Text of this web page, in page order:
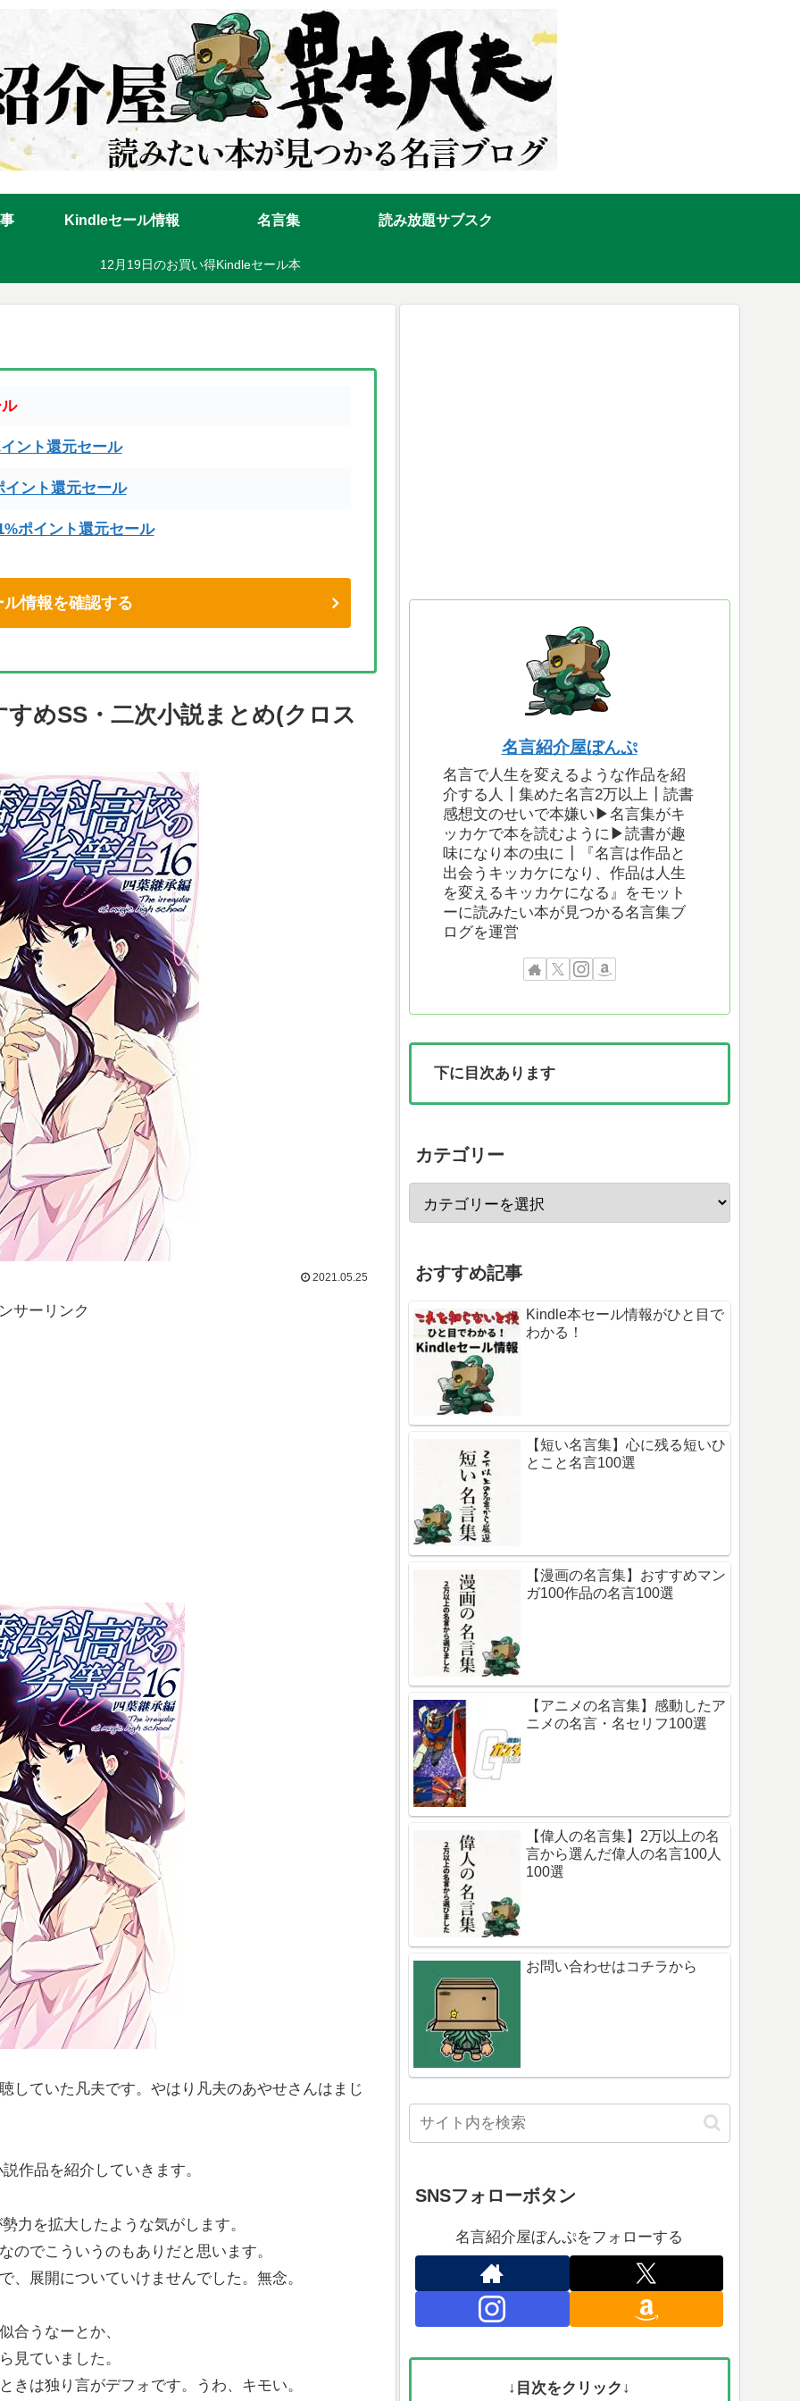
Kindleセール情報 名言集 読み放題サブスク
12月19日のお買い得Kindleセール本
ント還元セール
ント還元セール
ポイント還元セール
情報を確認する
めSS・二次小説まとめ(クロス
2021.05.25
サーリンク
していた凡夫です。やはり凡夫のあやせさんはまじ
作品を紹介していきます。
力を拡大したような気がします。
のでこういうのもありだと思います。
展開についていけませんでした。無念。
合うなーとか、
見ていました。
は独り言がデフォです。うわ、キモい。
名言紹介屋ぼんぷ
名言で人生を変えるような作品を紹
介する人┃集めた名言2万以上┃読書
感想文のせいで本嫌い▶︎名言集がキ
ッカケで本を読むように▶︎読書が趣
味になり本の虫に┃『名言は作品と
出会うキッカケになり、作品は人生
を変えるキッカケになる』をモット
ーに読みたい本が見つかる名言集ブ
ログを運営
下に目次あります
カテゴリー
おすすめ記事
Kindle本セール情報がひと目で
わかる！
【短い名言集】心に残る短いひ
とこと名言100選
【漫画の名言集】おすすめマン
ガ100作品の名言100選
【アニメの名言集】感動したア
ニメの名言・名セリフ100選
【偉人の名言集】2万以上の名
言から選んだ偉人の名言100人
100選
お問い合わせはコチラから
SNSフォローボタン
名言紹介屋ぼんぷをフォローする
↓目次をクリック↓